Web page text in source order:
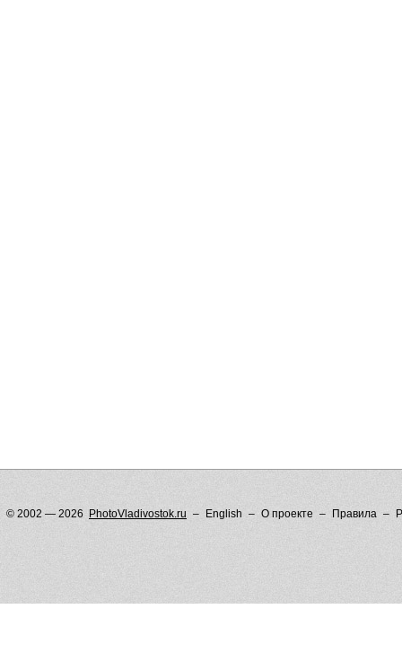
© 2002 — 2026 PhotoVladivostok.ru English О проекте Правила